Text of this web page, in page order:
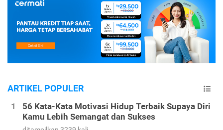
ARTIKEL POPULER
56 Kata-Kata Motivasi Hidup Terbaik Supaya Diri
Kamu Lebih Semangat dan Sukses